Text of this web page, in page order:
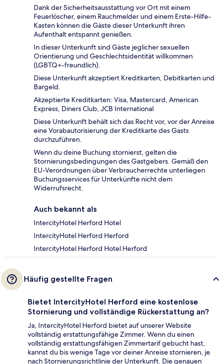
Dank der Sicherheitsausstattung vor Ort mit einem
Feuerlöscher, einem Rauchmelder und einem Erste-Hilfe-
Kasten können die Gäste dieser Unterkunft ihren
Aufenthalt entspannt genießen.
In dieser Unterkunft sind Gäste jeglicher sexuellen
Orientierung und Geschlechtsidentität willkommen
(LGBTQ+-freundlich).
Diese Unterkunft akzeptiert Kreditkarten, Debitkarten und
Bargeld.
Akzeptierte Kreditkarten: Visa, Mastercard, American
Express, Diners Club, JCB International
Diese Unterkunft behält sich das Recht vor, vor der Anreise
eine Vorabautorisierung der Kreditkarte des Gasts
durchzuführen.
Wenn du deine Buchung stornierst, gelten die
Stornierungsbedingungen des Gastgebers. Gemäß den
EU-Verordnungen über Verbraucherrechte unterliegen
Buchungsservices für Unterkünfte nicht dem
Widerrufsrecht.
Auch bekannt als
IntercityHotel Herford Hotel
IntercityHotel Herford Herford
IntercityHotel Herford Hotel Herford
Häufig gestellte Fragen
Bietet IntercityHotel Herford eine kostenlose
Stornierung und vollständige Rückerstattung an?
Ja, IntercityHotel Herford bietet auf unserer Website
vollständig erstattungsfähige Zimmer. Wenn du einen
vollständig erstattungsfähigen Zimmertarif gebucht hast,
kannst du bis wenige Tage vor deiner Anreise stornieren, je
nach Stornierungsrichtlinie der Unterkunft. Die genauen